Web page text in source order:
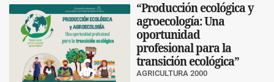
“Producción ecológica y
agroecología: Una
oportunidad
profesional para la
transición ecológica”
AGRICULTURA 2000